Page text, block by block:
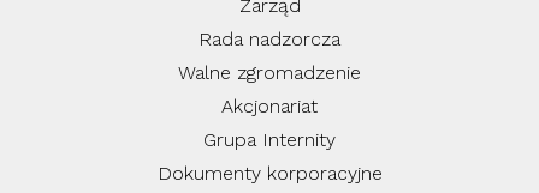
Zarząd
Rada nadzorcza
Walne zgromadzenie
Akcjonariat
Grupa Internity
Dokumenty korporacyjne